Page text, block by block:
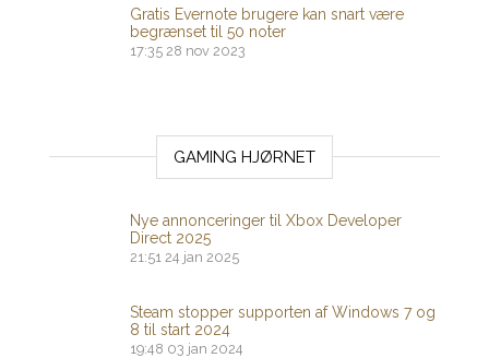
Gratis Evernote brugere kan snart være
begrænset til 50 noter
17:35 28 nov 2023
GAMING HJØRNET
Nye annonceringer til Xbox Developer
Direct 2025
21:51 24 jan 2025
Steam stopper supporten af ​​Windows 7 og
8 til start 2024
19:48 03 jan 2024